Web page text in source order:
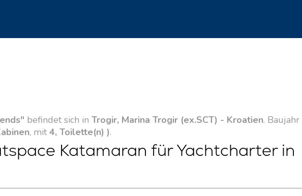
befindet sich in Trogir, Marina Trogir (ex.SCT) - Kroatien. Baujahr
, mit 4, Toilette(n) ).
Katamaran für Yachtcharter in